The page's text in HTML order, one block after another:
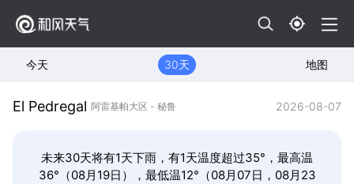
今天 30天 地图
El Pedregal 阿雷基帕大区 - 秘鲁 2026-08-07
未来30天将有1天下雨，有1天温度超过35°，最高温
36°（08月19日），最低温12°（08月07日，08月23